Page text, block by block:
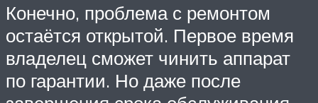
Конечно, проблема с ремонтом
остаётся открытой. Первое время
владелец сможет чинить аппарат
по гарантии. Но даже после